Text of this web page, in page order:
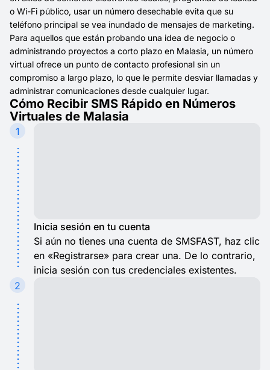
o Wi-Fi público, usar un número desechable evita que su
teléfono principal se vea inundado de mensajes de marketing.
Para aquellos que están probando una idea de negocio o
administrando proyectos a corto plazo en Malasia, un número
virtual ofrece un punto de contacto profesional sin un
compromiso a largo plazo, lo que le permite desviar llamadas y
administrar comunicaciones desde cualquier lugar.
Cómo Recibir SMS Rápido en Números
Virtuales de Malasia
1
Inicia sesión en tu cuenta
Si aún no tienes una cuenta de SMSFAST, haz clic
en «Registrarse» para crear una. De lo contrario,
inicia sesión con tus credenciales existentes.
2